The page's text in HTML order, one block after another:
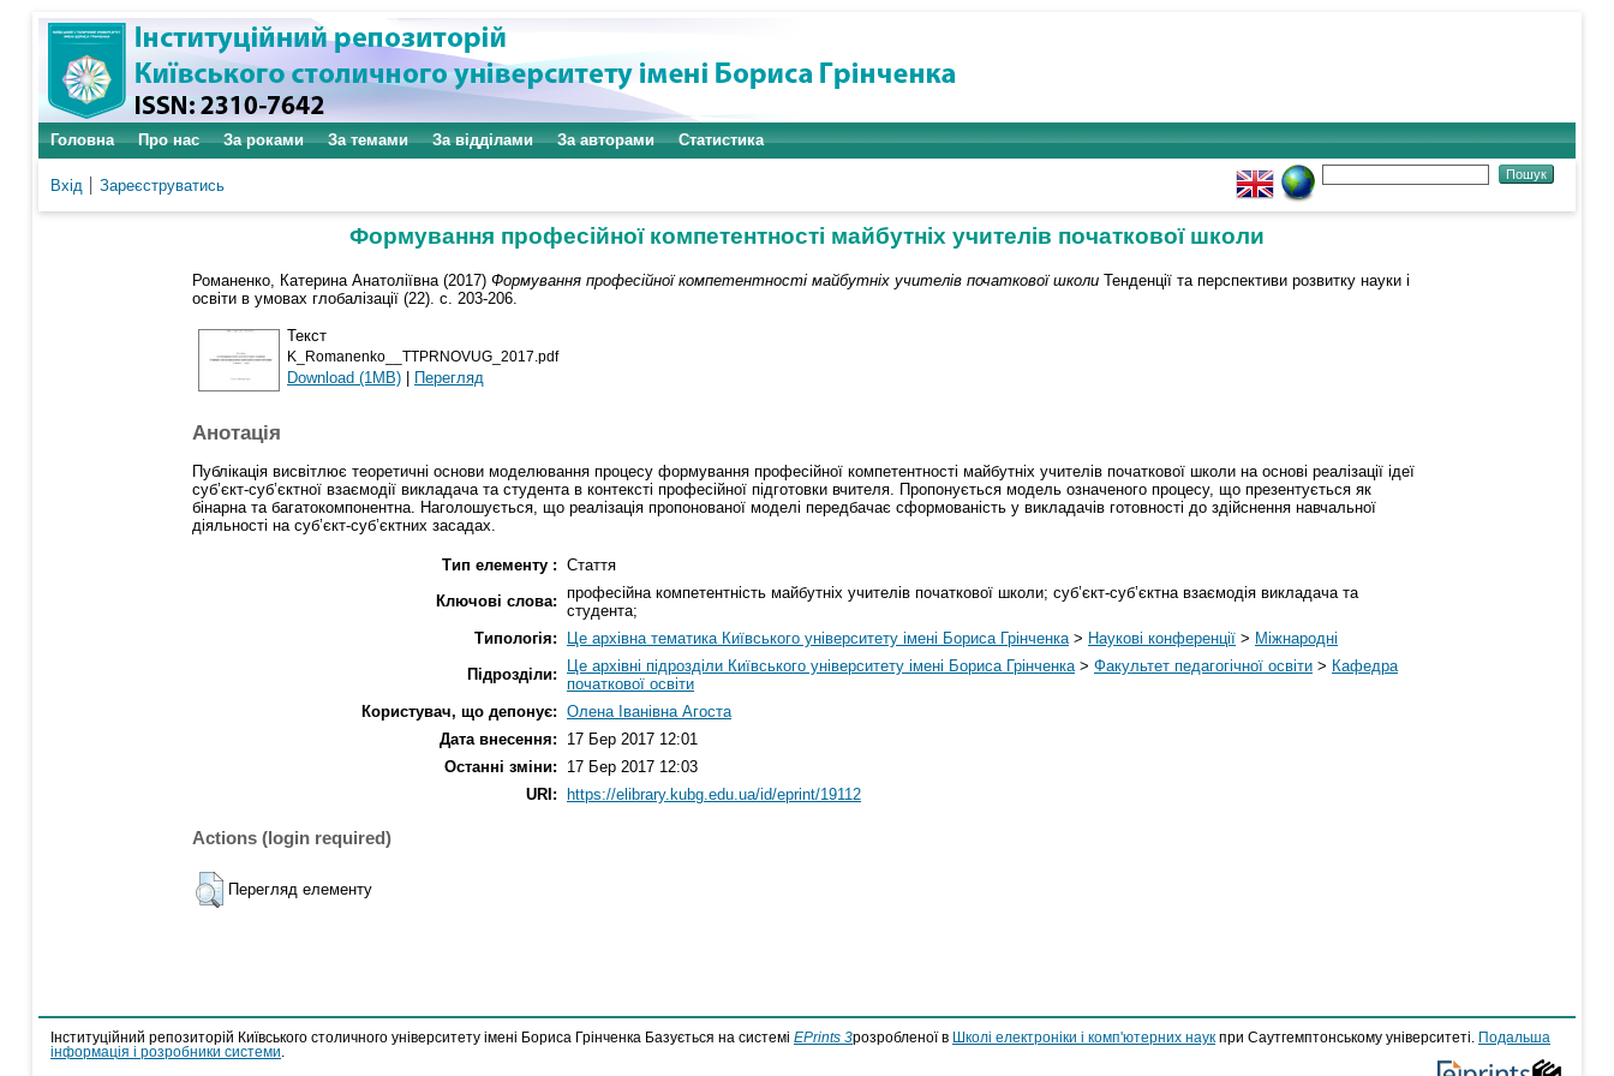
Головна Про нас За роками За темами За відділами За авторами Статистика
Вхід Зареєструватись
Формування професійної компетентності майбутніх учителів початкової школи
Романенко, Катерина Анатоліївна (2017) Формування професійної компетентності майбутніх учителів початкової школи Тенденції та перспективи розвитку науки і
освіти в умовах глобалізації (22). с. 203-206.
Текст
K_Romanenko__TTPRNOVUG_2017.pdf
Download (1MB) | Перегляд
Анотація
Публікація висвітлює теоретичні основи моделювання процесу формування професійної компетентності майбутніх учителів початкової школи на основі реалізації ідеї
суб’єкт-суб’єктної взаємодії викладача та студента в контексті професійної підготовки вчителя. Пропонується модель означеного процесу, що презентується як
бінарна та багатокомпонентна. Наголошується, що реалізація пропонованої моделі передбачає сформованість у викладачів готовності до здійснення навчальної
діяльності на суб’єкт-суб’єктних засадах.
Тип елементу : Стаття
Ключові слова: професійна компетентність майбутніх учителів початкової школи; суб’єкт-суб’єктна взаємодія викладача та
студента;
Типологія:
Це архівна тематика Київського університету імені Бориса Грінченка > Наукові конференції > Міжнародні
Підрозділи:
Це архівні підрозділи Київського університету імені Бориса Грінченка > Факультет педагогічної освіти > Кафедра
початкової освіти
Користувач, що депонує: Олена Іванівна Агоста
Дата внесення:
17 Бер 2017 12:01
Останні зміни:
17 Бер 2017 12:03
URI:
https://elibrary.kubg.edu.ua/id/eprint/19112
Actions (login required)
Перегляд елементу
Інституційний репозиторій Київського столичного університету імені Бориса Грінченка Базується на системі EPrints 3розробленої в Школі електроніки і комп'ютерних наук при Саутгемптонському університеті.
Подальша
інформація і розробники системи